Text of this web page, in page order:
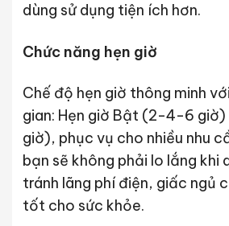
dùng sử dụng tiện ích hơn.
Chức năng hẹn giờ
Chế độ hẹn giờ thông minh
gian: Hẹn giờ Bật (2-4-6
giờ), phục vụ cho nhiều nhu
bạn sẽ không phải lo lắng khi
tránh lãng phí điện, giấc ngủ
tốt cho sức khỏe.